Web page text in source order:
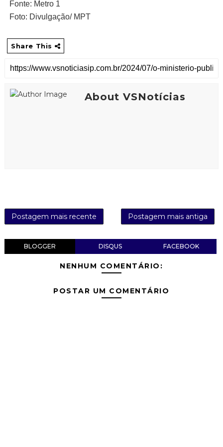
Fonte: Metro 1
Foto: Divulgação/ MPT
Share This
About VSNotícias
Postagem mais recente Postagem mais antiga
BLOGGER DISQUS FACEBOOK
NENHUM COMENTÁRIO:
POSTAR UM COMENTÁRIO